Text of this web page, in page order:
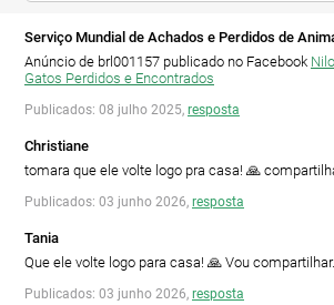
Serviço Mundial de Achados e Perdidos de
Anúncio de brl001157 publicado no Facebook
Gatos Perdidos e Encontrados
Publicados: 08 julho 2025, resposta
Christiane
tomara que ele volte logo pra casa! 🙏
Publicados: 03 junho 2026, resposta
Tania
Que ele volte logo para casa! 🙏 Vou compartilhar.
Publicados: 03 junho 2026, resposta